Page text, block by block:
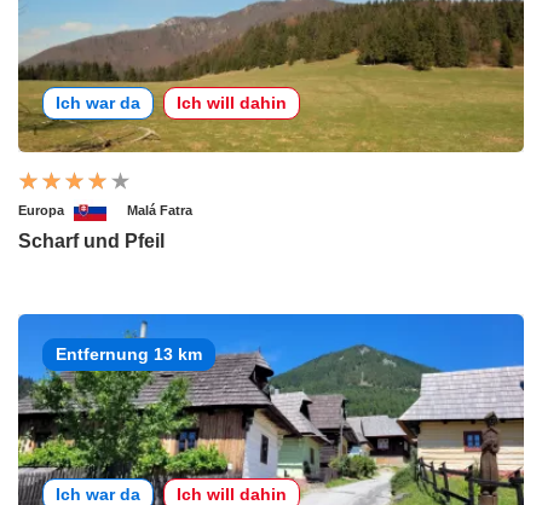
Ich war da Ich will dahin
Europa Malá Fatra
Scharf und Pfeil
Entfernung 13 km
Ich war da Ich will dahin